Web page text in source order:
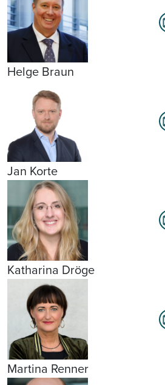
Helge Braun
Jan Korte
Katharina Dröge
Martina Renner